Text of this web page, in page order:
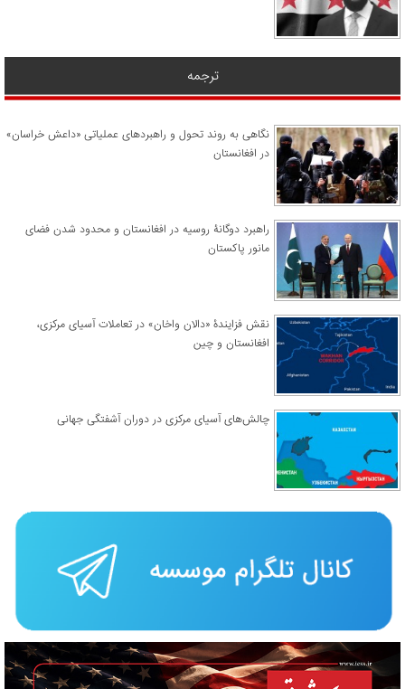
ترجمه
نگاهی به روند تحول و راهبردهای عملیاتی «داعش خراسان»
در افغانستان
راهبرد دوگانۀ روسیه در افغانستان و محدود شدن فضای
مانور پاکستان
نقش فزایندۀ «دالان واخان» در تعاملات آسیای مرکزی،
افغانستان و چین
چالش‌های آسیای مرکزی در دوران آشفتگی جهانی